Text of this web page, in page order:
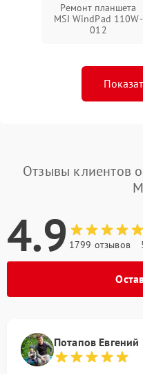
Ремонт планшета
MSI WindPad 110W-
012
Отзывы клиентов
4.9 1799 отзывов
Потапов Евгений